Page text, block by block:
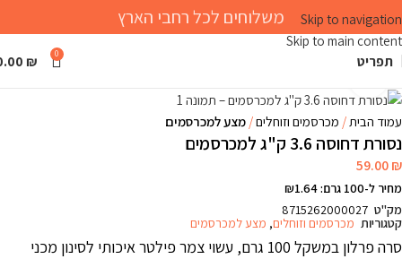
Skip to navigation
Skip to main content
משלוחים לכל רחבי הארץ
תפריט 0
₪
עמוד הבית מכרסמים וזוחלים מצע למכרסמים
נסורת דחוסה 3.6 ק"ג למכרסמים
59.00₪
מחיר ל-100 גרם: ₪1.64
מק"ט 8715262000027
קטגוריות מכרסמים וזוחלים, מצע למכרסמים
סרה פרלון במשקל 100 גרם, עשוי צמר פילטר איכותי לסינון מכני